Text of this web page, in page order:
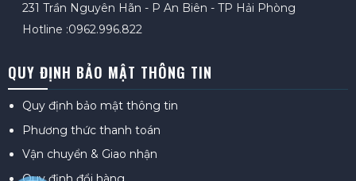
231 Trần Nguyên Hãn - P An Biên - TP Hải Phòng
Hotline :0962.996.822
QUY ĐỊNH BẢO MẬT THÔNG TIN
Quy định bảo mật thông tin
Phương thức thanh toán
Vận chuyển & Giao nhận